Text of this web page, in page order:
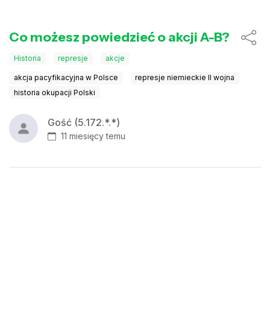
Co możesz powiedzieć o akcji A-B?
Historia represje akcje
akcja pacyfikacyjna w Polsce
represje niemieckie II wojna
historia okupacji Polski
Gość (5.172.*.*)
11 miesięcy temu